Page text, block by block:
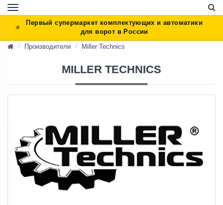
Toggle
navigation
Первый супермаркет комплектующих и автоматики
для ворот в России
Производители
Miller Technics
MILLER TECHNICS